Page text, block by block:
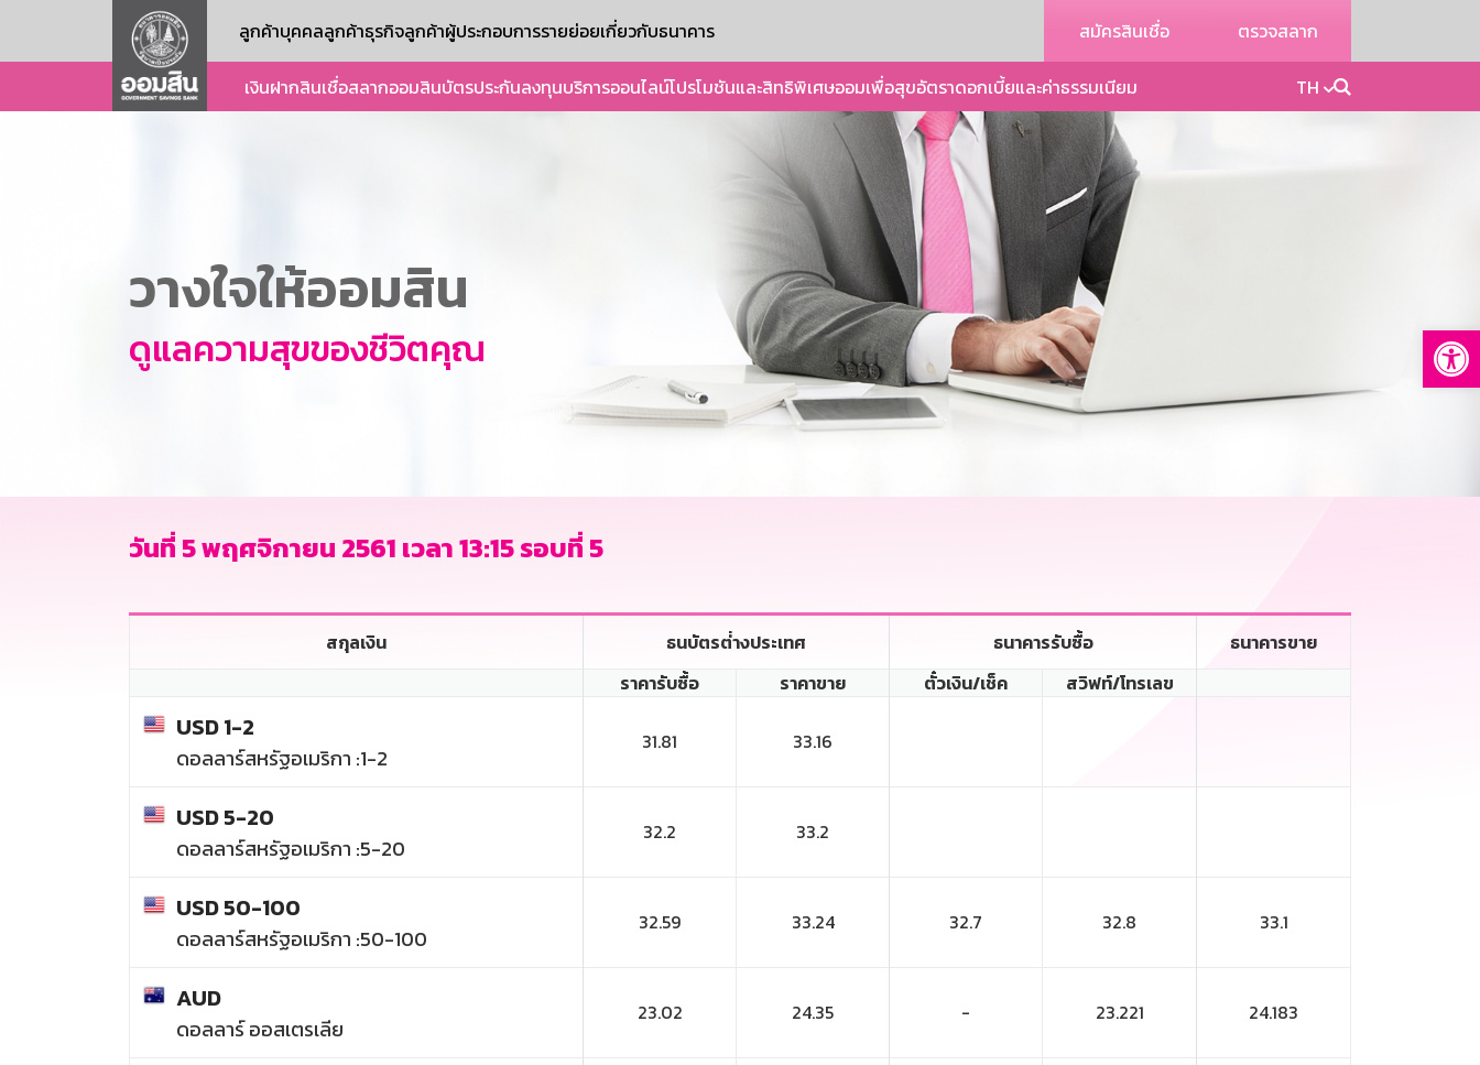
ลูกค้าบุคคลลูกค้าธุรกิจลูกค้าผู้ประกอบการรายย่อยเกี่ยวกับธนาคาร สมัครสินเชื่อ ตรวจสลาก
เงินฝากสินเชื่อสลากออมสินบัตรประกันลงทุนบริการออนไลน์โปรโมชันและสิทธิพิเศษออมเพื่อสุขอัตราดอกเบี้ยและค่าธรรมเนียม TH
วางใจให้ออมสิน
ดูแลความสุขของชีวิตคุณ
วันที่ 5 พฤศจิกายน 2561 เวลา 13:15 รอบที่ 5
สกุลเงิน ธนบัตรต่่างประเทศ ธนาคารรับซื้อ
ธนาคารขาย
ราคารับซื้อ
ราคาขาย ตั๋วเงิน/เช็ค สวิฟท์/โทรเลข
USD 1-2
ดอลลาร์สหรัฐอเมริกา :1-2
31.81 33.16
USD 5-20
ดอลลาร์สหรัฐอเมริกา :5-20
32.2 33.2
USD 50-100
ดอลลาร์สหรัฐอเมริกา :50-100
32.59 33.24 32.7 32.8 33.1
AUD
ดอลลาร์ ออสเตรเลีย
23.02 24.35 - 23.221 24.183